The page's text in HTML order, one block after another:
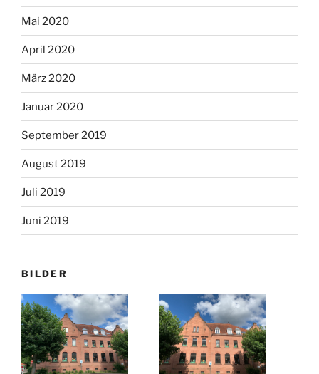
Mai 2020
April 2020
März 2020
Januar 2020
September 2019
August 2019
Juli 2019
Juni 2019
BILDER